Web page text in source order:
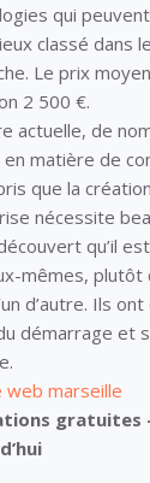
qui
classé dans
Le prix
2 500 €.
actuelle, de
matière de
que la
nécessite
qu’il
mêmes, plutôt
d’autre. Ils
démarrage et
web marseille
gratuites